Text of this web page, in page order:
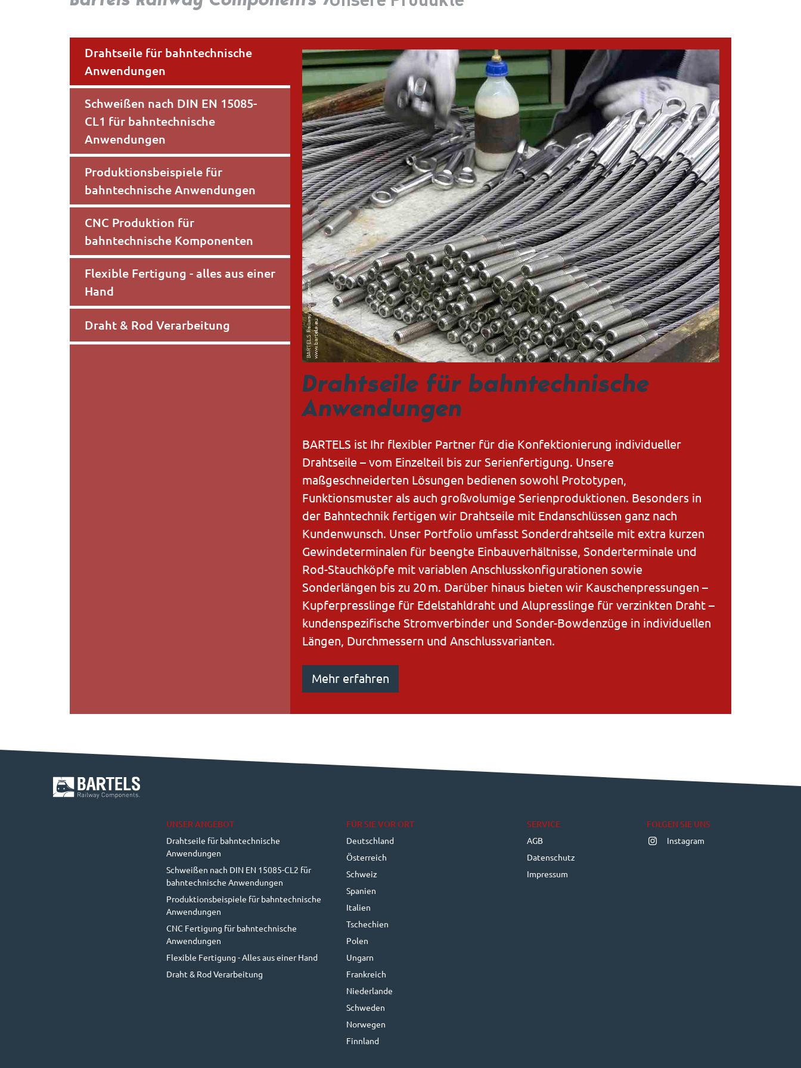
Drahtseile für bahntechnische
Anwendungen
Schweißen nach DIN EN 15085-
CL1 für bahntechnische
Anwendungen
Produktionsbeispiele für
bahntechnische Anwendungen
CNC Produktion für
bahntechnische Komponenten
Flexible Fertigung - alles aus einer
Hand
Draht & Rod Verarbeitung
Drahtseile für bahntechnische
Anwendungen
BARTELS ist Ihr flexibler Partner für die Konfektionierung individueller
Drahtseile – vom Einzelteil bis zur Serienfertigung. Unsere
maßgeschneiderten Lösungen bedienen sowohl Prototypen,
Funktionsmuster als auch großvolumige Serienproduktionen. Besonders in
der Bahntechnik fertigen wir Drahtseile mit Endanschlüssen ganz nach
Kundenwunsch. Unser Portfolio umfasst Sonderdrahtseile mit extra kurzen
Gewindeterminalen für beengte Einbauverhältnisse, Sonderterminale und
Rod-Stauchköpfe mit variablen Anschlusskonfigurationen sowie
Sonderlängen bis zu 20 m. Darüber hinaus bieten wir Kauschenpressungen –
Kupferpresslinge für Edelstahldraht und Alupresslinge für verzinkten Draht –
kundenspezifische Stromverbinder und Sonder-Bowdenzüge in individuellen
Längen, Durchmessern und Anschlussvarianten.
Mehr erfahren
UNSER ANGEBOT
Drahtseile für bahntechnische
Anwendungen
Schweißen nach DIN EN 15085-CL2 für
bahntechnische Anwendungen
Produktionsbeispiele für bahntechnische
Anwendungen
CNC Fertigung für bahntechnische
Anwendungen
Flexible Fertigung - Alles aus einer Hand
Draht & Rod Verarbeitung
FÜR SIE VOR ORT
Deutschland
Österreich
Schweiz
Spanien
Italien
Tschechien
Polen
Ungarn
Frankreich
Niederlande
Schweden
Norwegen
Finnland
SERVICE
AGB
Datenschutz
Impressum
FOLGEN SIE UNS
Instagram